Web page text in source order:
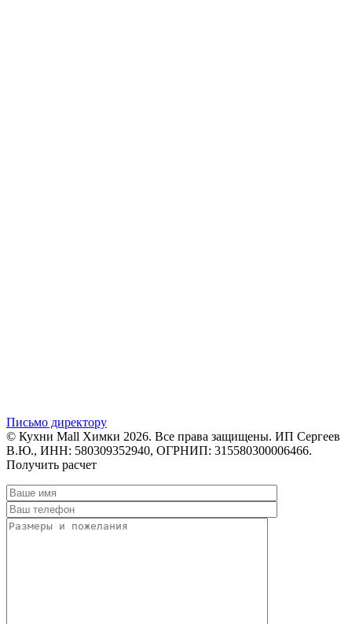
Письмо директору
© Кухни Mall Химки 2026. Все права защищены. ИП Сергеев
В.Ю., ИНН: 580309352940, ОГРНИП: 315580300006466.
Получить расчет